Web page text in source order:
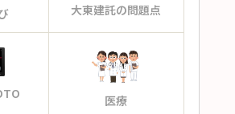
大東建託の問題点
医療